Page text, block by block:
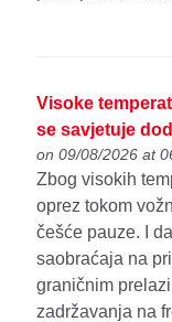
Visoke
se savjetuje
on 09/08/2026 at
Zbog visokih
oprez tokom
češće pauze. I
saobraćaja na
graničnim
zadržavanja na